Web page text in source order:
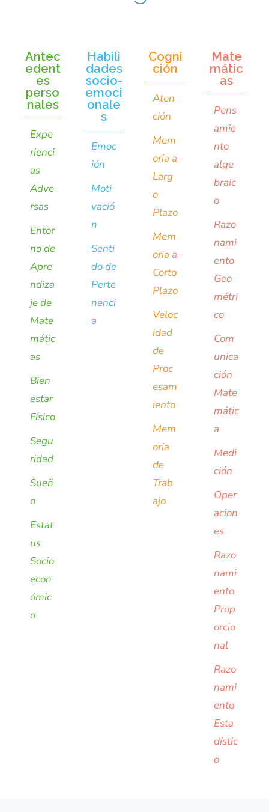
Antec
edent
es
perso
nales
Expe
rienci
as
Adve
rsas
Entor
no de
Apre
ndiza
je de
Mate
mátic
as
Bien
estar
Físico
Segu
ridad
Sueñ
o
Estat
us
Socio
econ
ómic
o
Habili
dades
socio-
emoci
onale
s
Emoc
ión
Moti
vació
n
Senti
do de
Perte
nenci
a
Cogni
ción
Aten
ción
Mem
oria a
Larg
o
Plazo
Mem
oria a
Corto
Plazo
Veloc
idad
de
Proc
esam
iento
Mem
oria
de
Trab
ajo
Mate
mátic
as
Pens
amie
nto
alge
braic
o
Razo
nami
ento
Geo
métri
co
Com
unica
ción
Mate
mátic
a
Medi
ción
Oper
acion
es
Razo
nami
ento
Prop
orcio
nal
Razo
nami
ento
Esta
dístic
o